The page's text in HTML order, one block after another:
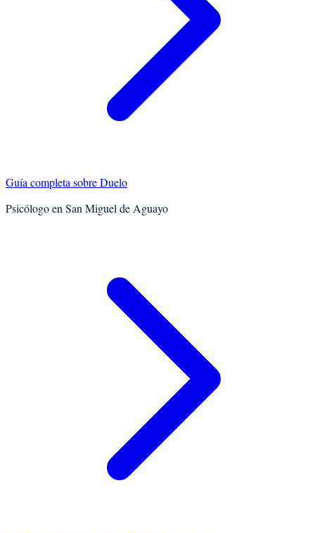
Guía completa sobreDuelo
Psicólogo en San Miguel de Aguayo